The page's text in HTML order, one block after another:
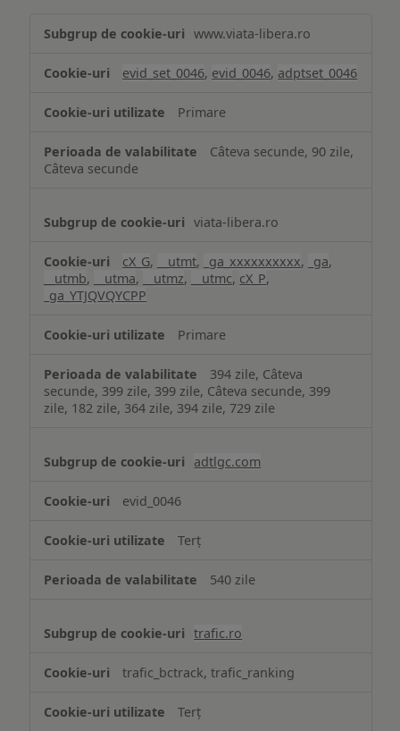
www.viata-libera.ro
evid_set_0046, evid_0046, adptset_0046
Primare
Câteva secunde, 90 zile,
Câteva secunde
viata-libera.ro
cX_G, __utmt, _ga_xxxxxxxxxx, _ga,
__utmb, __utma, __utmz, __utmc, cX_P,
_ga_YTJQVQYCPP
Primare
394 zile, Câteva
secunde, 399 zile, 399 zile, Câteva secunde, 399
zile, 182 zile, 364 zile, 394 zile, 729 zile
adtlgc.com
evid_0046
Terț
540 zile
trafic.ro
trafic_bctrack, trafic_ranking
Terț